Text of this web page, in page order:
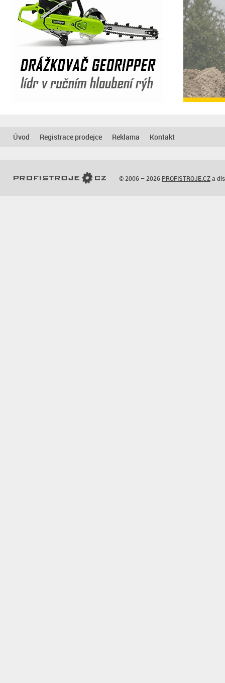
Úvod Registrace prodejce Reklama Kontakt
© 2006 – 2026 PROFISTROJE.CZa